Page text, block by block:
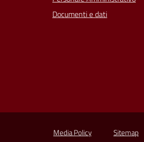
Documenti e dati
Media Policy Sitemap